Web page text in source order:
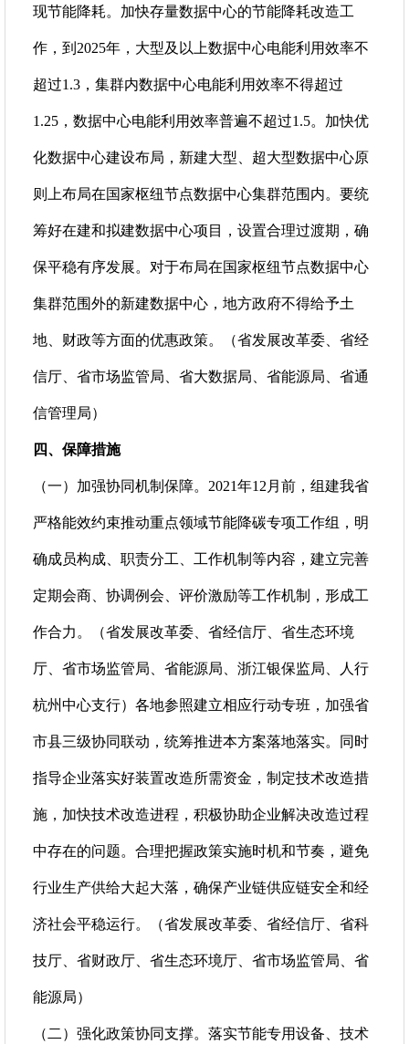
现节能降耗。加快存量数据中心的节能降耗改造工
作，到2025年，大型及以上数据中心电能利用效率不
超过1.3，集群内数据中心电能利用效率不得超过
1.25，数据中心电能利用效率普遍不超过1.5。加快优
化数据中心建设布局，新建大型、超大型数据中心原
则上布局在国家枢纽节点数据中心集群范围内。要统
筹好在建和拟建数据中心项目，设置合理过渡期，确
保平稳有序发展。对于布局在国家枢纽节点数据中心
集群范围外的新建数据中心，地方政府不得给予土
地、财政等方面的优惠政策。（省发展改革委、省经
信厅、省市场监管局、省大数据局、省能源局、省通
信管理局）
四、保障措施
（一）加强协同机制保障。2021年12月前，组建我省
严格能效约束推动重点领域节能降碳专项工作组，明
确成员构成、职责分工、工作机制等内容，建立完善
定期会商、协调例会、评价激励等工作机制，形成工
作合力。（省发展改革委、省经信厅、省生态环境
厅、省市场监管局、省能源局、浙江银保监局、人行
杭州中心支行）各地参照建立相应行动专班，加强省
市县三级协同联动，统筹推进本方案落地落实。同时
指导企业落实好装置改造所需资金，制定技术改造措
施，加快技术改造进程，积极协助企业解决改造过程
中存在的问题。合理把握政策实施时机和节奏，避免
行业生产供给大起大落，确保产业链供应链安全和经
济社会平稳运行。（省发展改革委、省经信厅、省科
技厅、省财政厅、省生态环境厅、省市场监管局、省
能源局）
（二）强化政策协同支撑。落实节能专用设备、技术